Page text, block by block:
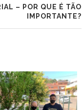
– POR QUE É TÃO
IMPORTANTE?